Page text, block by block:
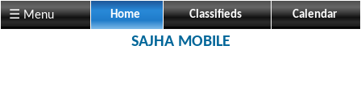
☰ Menu Home Classifieds Calendar
SAJHA MOBILE